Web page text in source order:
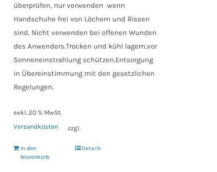
überprüfen, nur verwenden wenn
Handschuhe frei von Löchern und Rissen
sind. Nicht verwenden bei offenen Wunden
des Anwenders.Trocken und kühl lagern,vor
Sonneneinstrahlung schützen.Entsorgung
in Übereinstimmung mit den gesetzlichen
Regelungen.
exkl. 20 % MwSt.
zzgl.
Versandkosten
In den
Warenkorb
Details